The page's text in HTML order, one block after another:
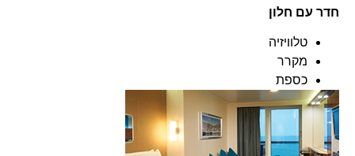
חדר עם חלון
טלוויזיה
מקרר
כספת